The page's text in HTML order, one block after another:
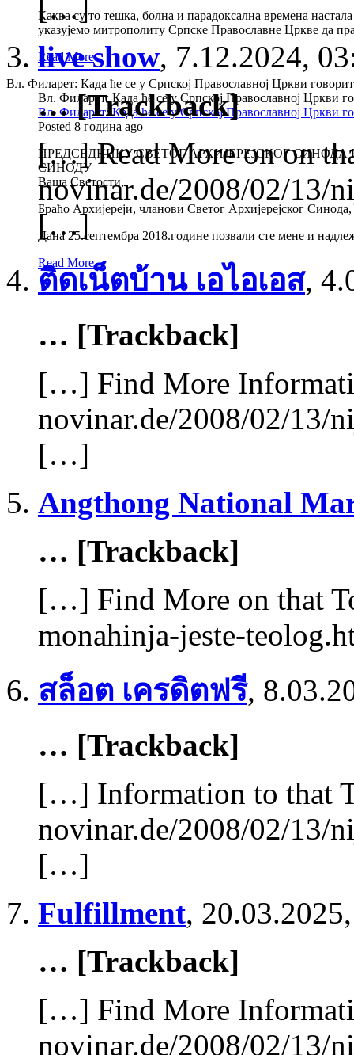
Каква су то тешка, болна и парадоксална времена
указујемо митрополиту Српске Православне Цркве да
Read More
Вл. Филарет: Када ће се у Српској Православној Цркви
Вл. Филарет: Када ће се у Српској Православној Цркви
Вл. Филарет: Када ће се у Српској Православној Цркви
Posted 8 година ago
ПРЕДСЕДНИКУ СВЕТОГ АРХИЈЕРЕЈСКОГ
СИНОДУ
Ваша Светости,
Браћо Архијереји, чланови Светог Архијерејског Синода,
Дана 25.септембра 2018.године позвали сте мене и
Read More
[…]
live show, 7.12.2024,
… [Trackback]
[…] Read More on on
novinar.de/2008/02/13/
[…]
ติดเน็ตบ้าน เอไอเอส,
… [Trackback]
[…] Find More
novinar.de/2008/02/13/
[…]
Angthong National
… [Trackback]
[…] Find More on that
monahinja-jeste-
สล็อต เครดิตฟรี,
… [Trackback]
[…] Information to that
novinar.de/2008/02/13/
[…]
Fulfillment,
… [Trackback]
[…] Find More
novinar.de/2008/02/13/